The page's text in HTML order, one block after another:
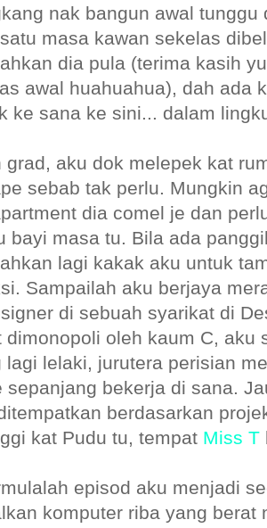
nak bangun awal
masa kawan sekelas
dia pula (terima kasih
awal huahuahua), dah ada
ke sana ke sini... dalam
grad, aku dok melepek kat
sebab tak perlu. Mungkin
dia comel je dan
bayi masa tu. Bila ada
lagi kakak aku untuk
Sampailah aku berjaya
di sebuah syarikat di
dimonopoli oleh kaum C, aku
lagi lelaki, jurutera perisian
sepanjang bekerja di sana.
berdasarkan
kat Pudu tu, tempat Miss T
episod aku menjadi
komputer riba yang berat